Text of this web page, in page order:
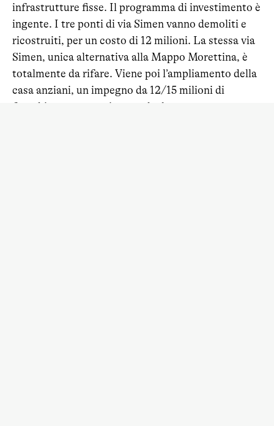
infrastrutture fisse. Il programma di investimento è
ingente. I tre ponti di via Simen vanno demoliti e
ricostruiti, per un costo di 12 milioni. La stessa via
Simen, unica alternativa alla Mappo Morettina, è
totalmente da rifare. Viene poi l’ampliamento della
casa anziani, un impegno da 12/15 milioni di
franchi, senza menzionare che le stesse strutture